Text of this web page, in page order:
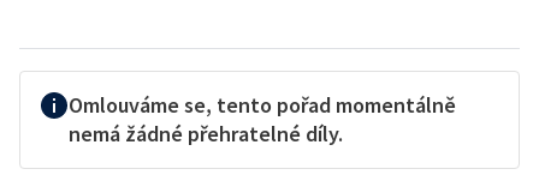
Omlouváme se, tento pořad momentálně
nemá žádné přehratelné díly.